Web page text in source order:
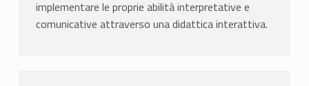
implementare le proprie abilità interpretative e
comunicative attraverso una didattica interattiva.